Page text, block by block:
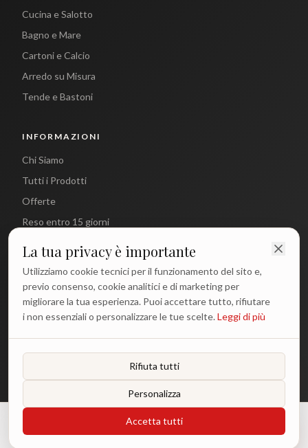
Cucina e Salotto
Bagno e Mare
Cartoni e Calcio
Arredo su Misura
Tende e Bastoni
INFORMAZIONI
Chi Siamo
Tutti i Prodotti
Offerte
Reso entro 15 giorni
CONTATTI
info@antichetradizioni.it
+39 329 617 1194
Lun - Ven: 9:00 - 18:00
Antiche Tradizioni. Tutti i diritti riservati.
La tua privacy è importante
Utilizziamo cookie tecnici per il funzionamento del sito e,
previo consenso, cookie analitici e di marketing per
migliorare la tua esperienza. Puoi accettare tutto, rifiutare
i non essenziali o personalizzare le tue scelte.Leggi di più
Rifiuta tutti
Personalizza
Accetta tutti